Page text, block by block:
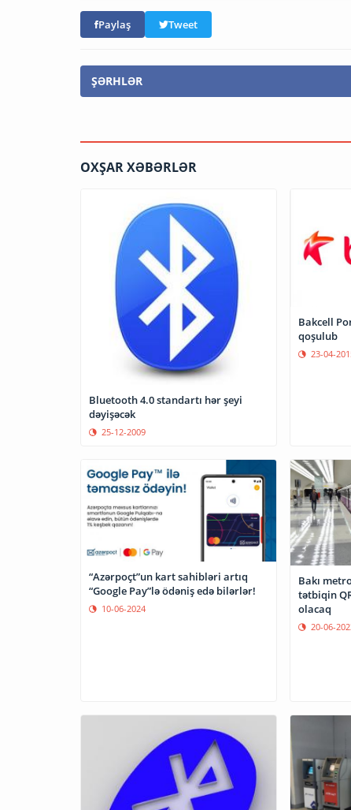
Paylaş Tweet
ŞƏRHLƏR
OXŞAR XƏBƏRLƏR
Bluetooth 4.0 standartı hər şeyi
dəyişəcək
25-12-2009
Bakcell
qoşulub
23-04-
“Azərpoçt”un kart sahibləri artıq
“Google Pay”lə ödəniş edə bilərlər!
10-06-2024
Bakı
tətbiqin
olacaq
20-06-